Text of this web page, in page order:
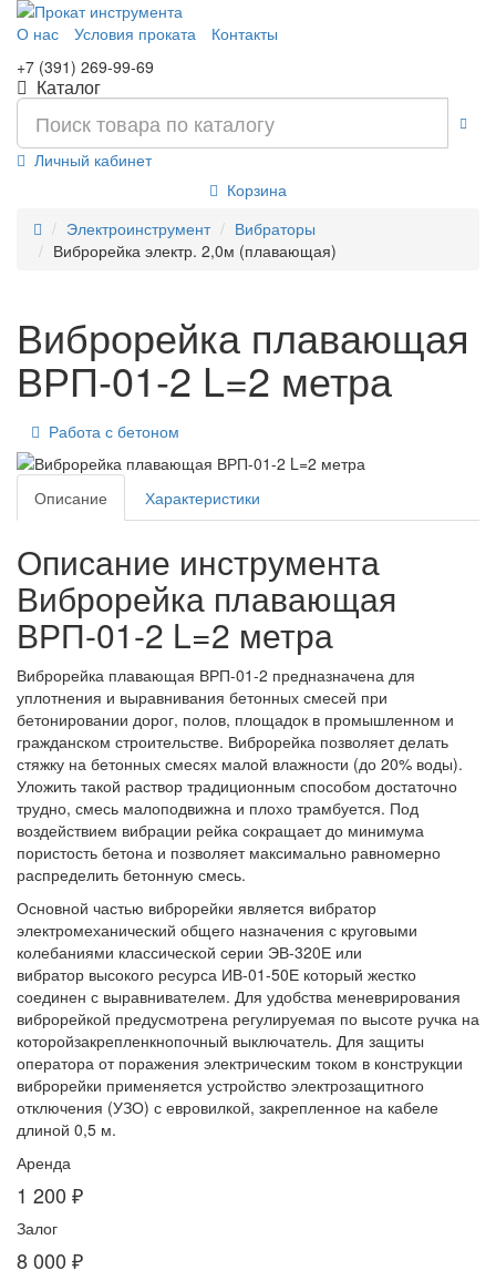
О нас Условия проката
Контакты
+7 (391) 269-99-69
Каталог
Личный кабинет
Корзина
Электроинструмент
Вибраторы
Виброрейка электр. 2,0м (плавающая)
Виброрейка плавающая
ВРП-01-2 L=2 метра
Работа с бетоном
Описание Характеристики
Описание инструмента
Виброрейка плавающая
ВРП-01-2 L=2 метра
Виброрейка плавающая ВРП-01-2 предназначена для
уплотнения и выравнивания бетонных смесей при
бетонировании дорог, полов, площадок в промышленном и
гражданском строительстве. Виброрейка позволяет делать
стяжку на бетонных смесях малой влажности (до 20% воды).
Уложить такой раствор традиционным способом достаточно
трудно, смесь малоподвижна и плохо трамбуется. Под
воздействием вибрации рейка сокращает до минимума
пористость бетона и позволяет максимально равномерно
распределить бетонную смесь.
Основной частью виброрейки является вибратор
электромеханический общего назначения с круговыми
колебаниями классической серии ЭВ-320Е или
вибратор высокого ресурса ИВ-01-50Е который жестко
соединен с выравнивателем. Для удобства меневрирования
виброрейкой предусмотрена регулируемая по высоте ручка на
которойзакрепленкнопочный выключатель. Для защиты
оператора от поражения электрическим током в конструкции
виброрейки применяется устройство электрозащитного
отключения (УЗО) с евровилкой, закрепленное на кабеле
длиной 0,5 м.
Аренда
1 200 ₽
Залог
8 000 ₽